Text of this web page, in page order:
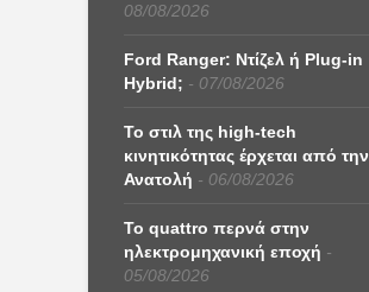
08/08/2026
Ford Ranger: Ντίζελ ή Plug-in
Hybrid;
07/08/2026
Το στιλ της high-tech
κινητικότητας έρχεται από την
Ανατολή
06/08/2026
Το quattro περνά στην
ηλεκτρομηχανική εποχή
05/08/2026